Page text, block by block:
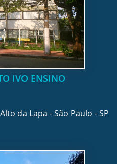
IVO ENSINO
da Lapa - São Paulo - SP